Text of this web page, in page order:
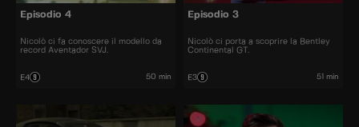
Episodio 4
Nicolò ci fa conoscere il modello da
record Aventador SVJ.
E4 50 min
Episodio 3
Nicolò ci porta a scoprire la Bentley
Continental GT.
E3 51 min